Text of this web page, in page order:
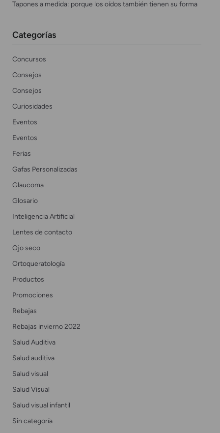
Tapones a medida: porque los oídos también tienen su forma
Categorías
Concursos
Consejos
Consejos
Curiosidades
Eventos
Eventos
Ferias
Gafas Personalizadas
Glaucoma
Glosario
Inteligencia Artificial
Lentes de contacto
Ojo seco
Ortoqueratología
Productos
Promociones
Rebajas
Rebajas invierno 2022
Salud Auditiva
Salud auditiva
Salud visual
Salud Visual
Salud visual infantil
Sin categoría